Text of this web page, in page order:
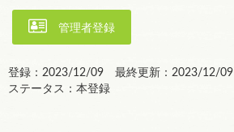
管理者登録
登録：2023/12/09 最終更新：2023/12/09
ステータス：本登録